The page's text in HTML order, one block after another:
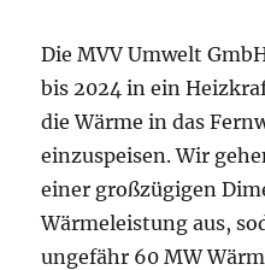
Die MVV Umwelt
bis 2024 in ein
die Wärme in das
einzuspeisen. Wir
einer großzügigen
Wärmeleistung aus,
ungefähr 60 MW